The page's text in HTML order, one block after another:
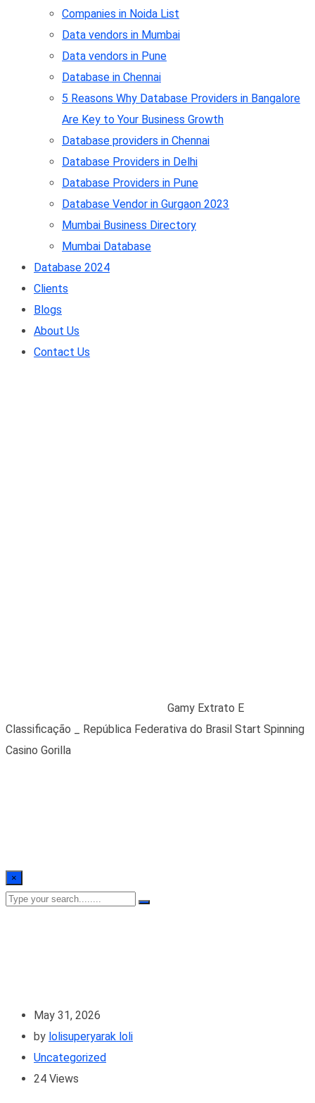
Companies in Noida List
Data vendors in Mumbai
Data vendors in Pune
Database in Chennai
5 Reasons Why Database Providers in Bangalore
Are Key to Your Business Growth
Database providers in Chennai
Database Providers in Delhi
Database Providers in Pune
Database Vendor in Gurgaon 2023
Mumbai Business Directory
Mumbai Database
Database 2024
Clients
Blogs
About Us
Contact Us
Gamy Extrato E
Classificação _ República Federativa do Brasil Start Spinning
Casino Gorilla
×
May 31, 2026
by lolisuperyarak loli
Uncategorized
24 Views